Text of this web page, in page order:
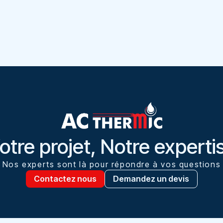
projet, Notre
Nos experts sont là pour répondre à vos questions​​
Contactez nous
Demandez un devis